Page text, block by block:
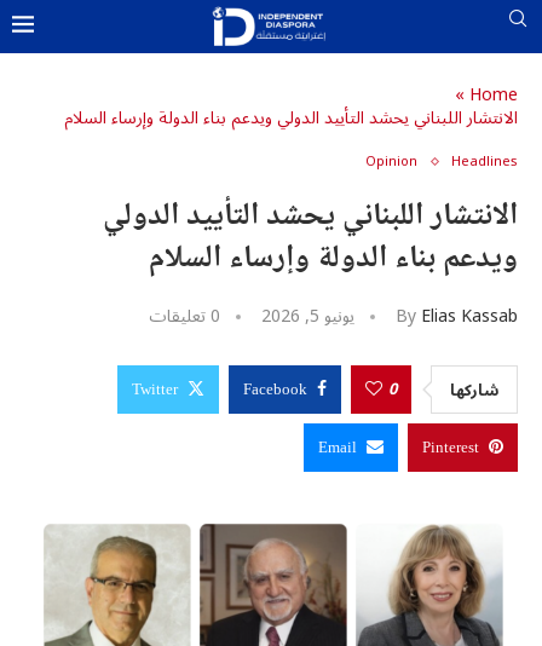
Home
»
الانتشار اللبناني يحشد التأييد الدولي ويدعم بناء الدولة وإرساء السلام
Headlines
Opinion
الانتشار اللبناني يحشد التأييد الدولي
ويدعم بناء الدولة وإرساء السلام
ByElias Kassab يونيو 5, 2026 0 تعليقات
شاركها 0
Facebook
Twitter
Pinterest
Email
U0633U0627U062EU0646
U0645U064FU062DU062FU0651U062B
U0633U0627U062EU0646